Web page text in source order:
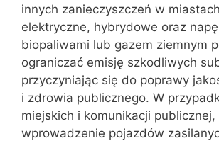
innych zanieczyszczeń w
elektryczne, hybrydowe oraz
biopaliwami lub gazem ziemnym
ograniczać emisję szkodliwych
przyczyniając się do poprawy
i zdrowia publicznego. W
miejskich i komunikacji publicznej,
wprowadzenie pojazdów